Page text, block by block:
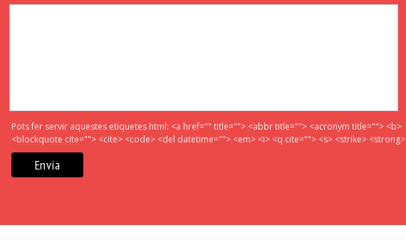
Pots fer servir aquestes etiquetes html: <a href="" title=""> <abbr title=""> <acronym title=""> <b>
<blockquote cite=""> <cite> <code> <del datetime=""> <em> <i> <q cite=""> <s> <strike> <strong>